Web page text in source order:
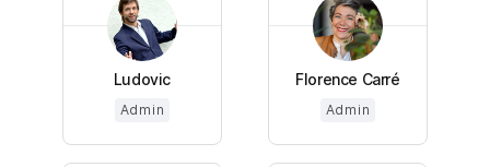
Ludovic
Admin
Florence Carré
Admin